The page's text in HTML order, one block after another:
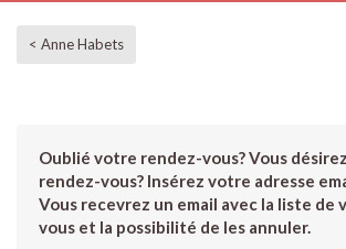
< Anne Habets
Oublié votre rendez-vous? Vous
rendez-vous? Insérez votre adresse
Vous recevrez un email avec la liste de
vous et la possibilité de les annuler.